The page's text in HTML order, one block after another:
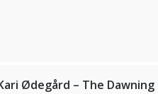
Ødegård – The Dawning